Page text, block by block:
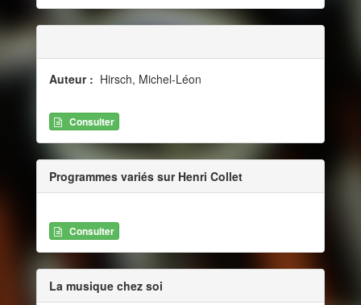
Auteur : Hirsch, Michel-Léon
Consulter
Programmes variés sur Henri Collet
Consulter
La musique chez soi